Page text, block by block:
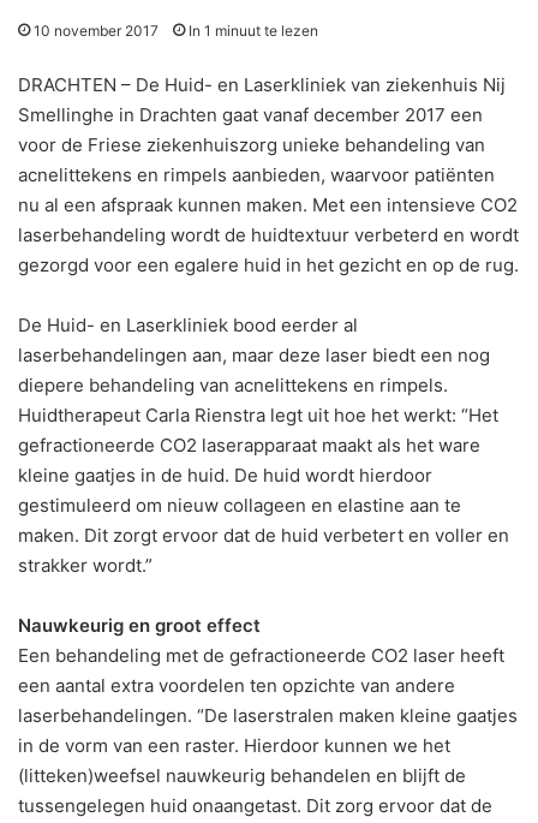
10 november 2017 In 1 minuut te lezen
DRACHTEN – De Huid- en Laserkliniek van ziekenhuis Nij
Smellinghe in Drachten gaat vanaf december 2017 een
voor de Friese ziekenhuiszorg unieke behandeling van
acnelittekens en rimpels aanbieden, waarvoor patiënten
nu al een afspraak kunnen maken. Met een intensieve CO2
laserbehandeling wordt de huidtextuur verbeterd en wordt
gezorgd voor een egalere huid in het gezicht en op de rug.
De Huid- en Laserkliniek bood eerder al
laserbehandelingen aan, maar deze laser biedt een nog
diepere behandeling van acnelittekens en rimpels.
Huidtherapeut Carla Rienstra legt uit hoe het werkt: “Het
gefractioneerde CO2 laserapparaat maakt als het ware
kleine gaatjes in de huid. De huid wordt hierdoor
gestimuleerd om nieuw collageen en elastine aan te
maken. Dit zorgt ervoor dat de huid verbetert en voller en
strakker wordt.”
Nauwkeurig en groot effect
Een behandeling met de gefractioneerde CO2 laser heeft
een aantal extra voordelen ten opzichte van andere
laserbehandelingen. “De laserstralen maken kleine gaatjes
in de vorm van een raster. Hierdoor kunnen we het
(litteken)weefsel nauwkeurig behandelen en blijft de
tussengelegen huid onaangetast. Dit zorg ervoor dat de